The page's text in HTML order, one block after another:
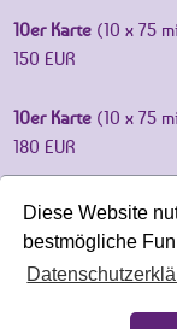
Diese Website
bestmögliche
10er Karte (10 x 75
150 EUR
10er Karte (10 x 75
180 EUR
5er Karte(5 x 75
80 EUR